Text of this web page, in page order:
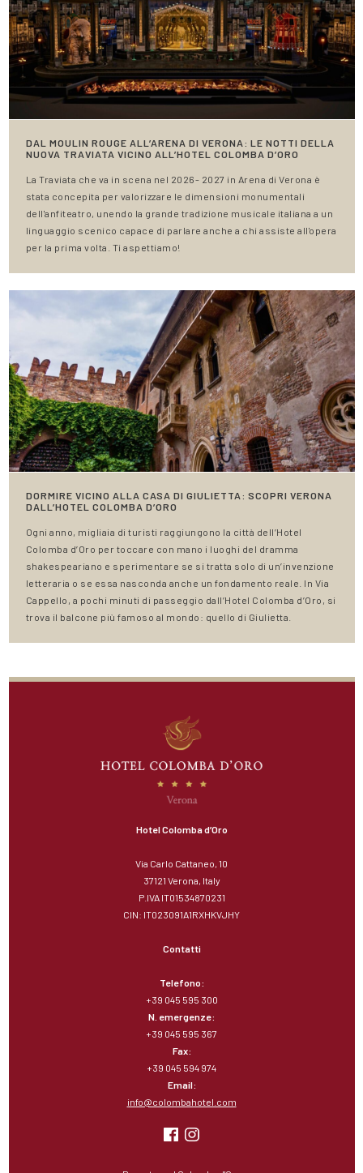
DAL MOULIN ROUGE ALL’ARENA DI VERONA: LE NOTTI DELLA
NUOVA TRAVIATA VICINO ALL’HOTEL COLOMBA D’ORO
La Traviata che va in scena nel 2026- 2027 in Arena di Verona è
stata concepita per valorizzare le dimensioni monumentali
dell'anfiteatro, unendo la grande tradizione musicale italiana a un
linguaggio scenico capace di parlare anche a chi assiste all'opera
per la prima volta. Ti aspettiamo!
DORMIRE VICINO ALLA CASA DI GIULIETTA: SCOPRI VERONA
DALL’HOTEL COLOMBA D’ORO
Ogni anno, migliaia di turisti raggiungono la città dell’Hotel
Colomba d’Oro per toccare con mano i luoghi del dramma
shakespeariano e sperimentare se si tratta solo di un’invenzione
letteraria o se essa nasconda anche un fondamento reale. In Via
Cappello, a pochi minuti di passeggio dall’Hotel Colomba d’Oro, si
trova il balcone più famoso al mondo: quello di Giulietta.
Hotel Colomba d’Oro
Via Carlo Cattaneo, 10
37121 Verona, Italy
P.IVA IT01534870231
CIN: IT023091A1RXHKVJHY
Contatti
Telefono:
+39 045 595 300
N. emergenze:
+39 045 595 367
Fax:
+39 045 594 974
Email:
info@colombahotel.com